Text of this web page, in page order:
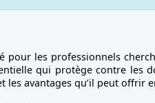
pour les professionnels
qui protège contre
avantages qu’il peut offrir